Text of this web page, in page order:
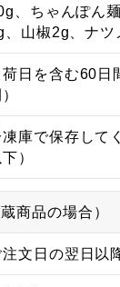
、ちゃんぽん
、山椒2g、ナツ
荷日を含む60日
凍庫で保存して
）
商品の場合）
注文日の翌日以